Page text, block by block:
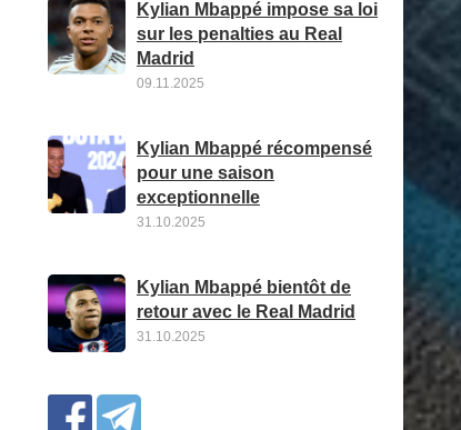
Kylian Mbappé impose sa loi
sur les penalties au Real
Madrid
09.11.2025
Kylian Mbappé récompensé
pour une saison
exceptionnelle
31.10.2025
Kylian Mbappé bientôt de
retour avec le Real Madrid
31.10.2025